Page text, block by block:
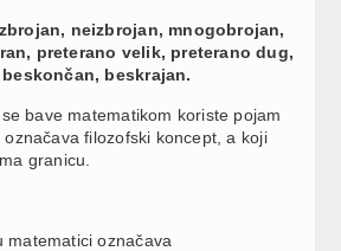
neizbrojan, mnogobrojan,
preterano velik, preterano dug,
beskrajan.
bave matematikom koriste pojam
filozofski koncept, a koji
granicu.
matematici označava